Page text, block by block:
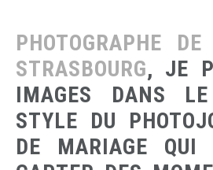
PHOTOGRAPHE
STRASBOURG, JE
IMAGES DANS
STYLE DU
DE MARIAGE QUI